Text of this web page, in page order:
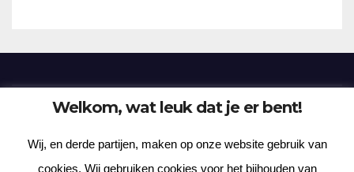
Frenzy Plantation
Korte verhalen, kortere gedichten, lange gedachten
Welkom, wat leuk dat je er bent!
Wij, en derde partijen, maken op onze website gebruik van
cookies. Wij gebruiken cookies voor het bijhouden van